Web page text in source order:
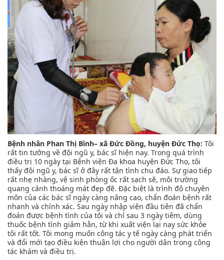
Bệnh nhân Phan Thị Bình– xã Đức Đồng, huyện Đức Thọ: Tôi
rất tin tưởng về đội ngũ y, bác sĩ hiện nay. Trong quá trình
điều trị 10 ngày tại Bệnh viện Đa khoa huyện Đức Thọ, tôi
thấy đội ngũ y, bác sĩ ở đây rất tận tình chu đáo. Sự giao tiếp
rất nhẹ nhàng, vệ sinh phòng ốc rất sạch sẽ, môi trường
quang cảnh thoáng mát đẹp đẽ. Đặc biệt là trình độ chuyên
môn của các bác sĩ ngày càng nâng cao, chẩn đoán bệnh rất
nhanh và chính xác. Sau ngày nhập viện đầu tiên đã chẩn
đoán được bệnh tình của tôi và chỉ sau 3 ngày tiêm, dùng
thuốc bệnh tình giảm hẳn, từ khi xuất viện lại nay sức khỏe
tôi rất tốt. Tôi mong muốn công tác y tế ngày càng phát triển
và đổi mới tạo điều kiện thuận lợi cho người dân trong công
tác khám và điều trị.